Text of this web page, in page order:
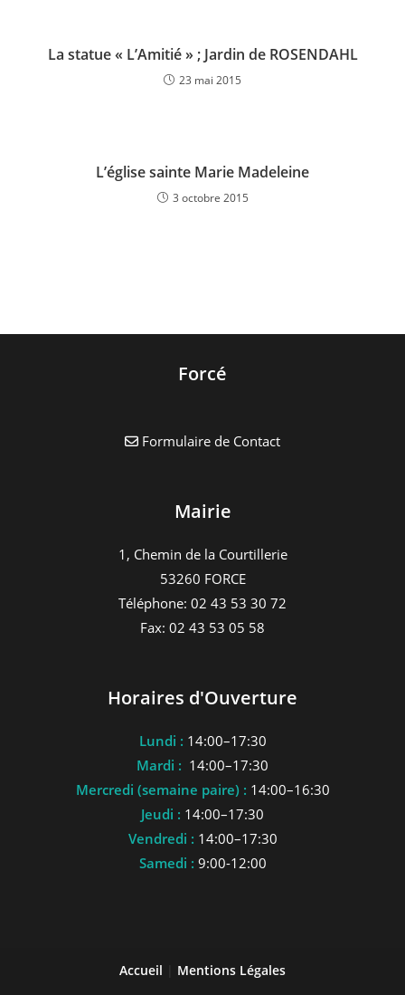
La statue « L’Amitié » ; Jardin de ROSENDAHL
23 mai 2015
L’église sainte Marie Madeleine
3 octobre 2015
Forcé
Formulaire de Contact
Mairie
1, Chemin de la Courtillerie
53260 FORCE
Téléphone: 02 43 53 30 72
Fax: 02 43 53 05 58
Horaires d'Ouverture
Lundi : 14:00–17:30
Mardi : 14:00–17:30
Mercredi (semaine paire) : 14:00–16:30
Jeudi : 14:00–17:30
Vendredi : 14:00–17:30
Samedi : 9:00-12:00
Accueil Mentions Légales